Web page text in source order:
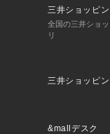
ア ウェア Tシャツ
VB25TS14-04
ぃーす ユニセック
shirt vbwetp
三井ショッピ
全国の三井ショ
リ
三井ショッピ
&mallデスク